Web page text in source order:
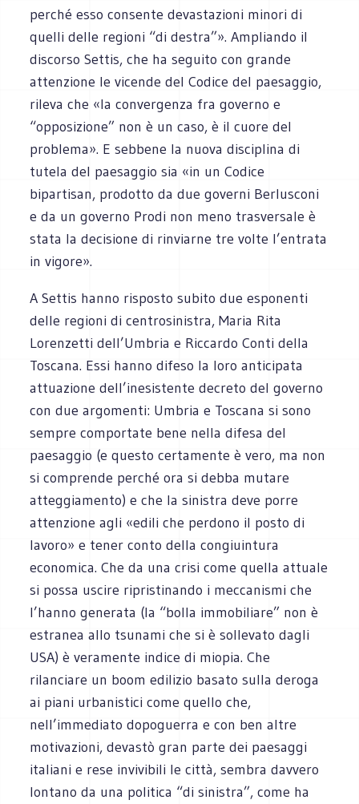
perché esso consente devastazioni minori di
quelli delle regioni “di destra”». Ampliando il
discorso Settis, che ha seguito con grande
attenzione le vicende del Codice del paesaggio,
rileva che «la convergenza fra governo e
“opposizione” non è un caso, è il cuore del
problema». E sebbene la nuova disciplina di
tutela del paesaggio sia «in un Codice
bipartisan, prodotto da due governi Berlusconi
e da un governo Prodi non meno trasversale è
stata la decisione di rinviarne tre volte l’entrata
in vigore».
A Settis hanno risposto subito due esponenti
delle regioni di centrosinistra, Maria Rita
Lorenzetti dell’Umbria e Riccardo Conti della
Toscana. Essi hanno difeso la loro anticipata
attuazione dell’inesistente decreto del governo
con due argomenti: Umbria e Toscana si sono
sempre comportate bene nella difesa del
paesaggio (e questo certamente è vero, ma non
si comprende perché ora si debba mutare
atteggiamento) e che la sinistra deve porre
attenzione agli «edili che perdono il posto di
lavoro» e tener conto della congiuintura
economica. Che da una crisi come quella attuale
si possa uscire ripristinando i meccanismi che
l’hanno generata (la “bolla immobiliare” non è
estranea allo tsunami che si è sollevato dagli
USA) è veramente indice di miopia. Che
rilanciare un boom edilizio basato sulla deroga
ai piani urbanistici come quello che,
nell’immediato dopoguerra e con ben altre
motivazioni, devastò gran parte dei paesaggi
italiani e rese invivibili le città, sembra davvero
lontano da una politica “di sinistra”, come ha